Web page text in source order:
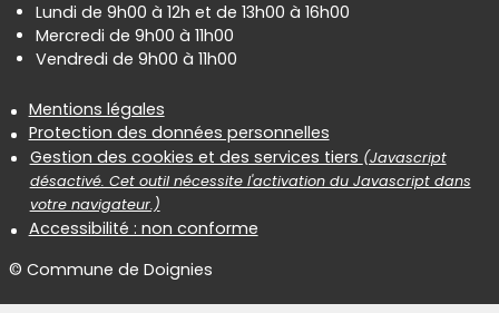
Lundi de 9h00 à 12h et de 13h00 à 16h00
Mercredi de 9h00 à 11h00
Vendredi de 9h00 à 11h00
Informations réglementaires
Mentions légales
Protection des données personnelles
Gestion des cookies et des services tiers (Javascript
désactivé. Cet outil nécessite l'activation du Javascript dans
votre navigateur.)
Accessibilité : non conforme
© Commune de Doignies